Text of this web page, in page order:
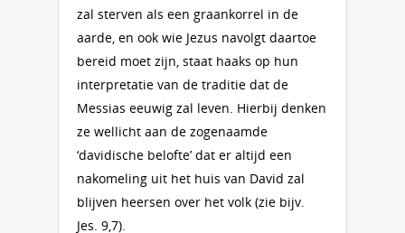
zal sterven als een graankorrel in de
aarde, en ook wie Jezus navolgt daartoe
bereid moet zijn, staat haaks op hun
interpretatie van de traditie dat de
Messias eeuwig zal leven. Hierbij denken
ze wellicht aan de zogenaamde
‘davidische belofte’ dat er altijd een
nakomeling uit het huis van David zal
blijven heersen over het volk (zie bijv.
Jes. 9,7).